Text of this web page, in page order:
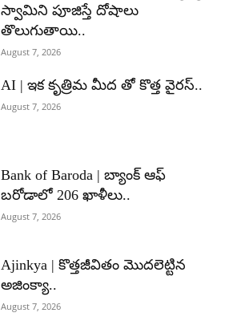
స్వామిని పూజిస్తే దోషాలు
తొలుగుతాయి..
August 7, 2026
AI | ఇక కృత్రిమ మీద తో కొత్త వైరస్..
August 7, 2026
Bank of Baroda | బ్యాంక్‌ ఆఫ్‌
బరోడాలో 206 ఖాళీలు..
August 7, 2026
Ajinkya | కొత్తజీవితం మొదలెట్టిన
అజింక్యా..
August 7, 2026